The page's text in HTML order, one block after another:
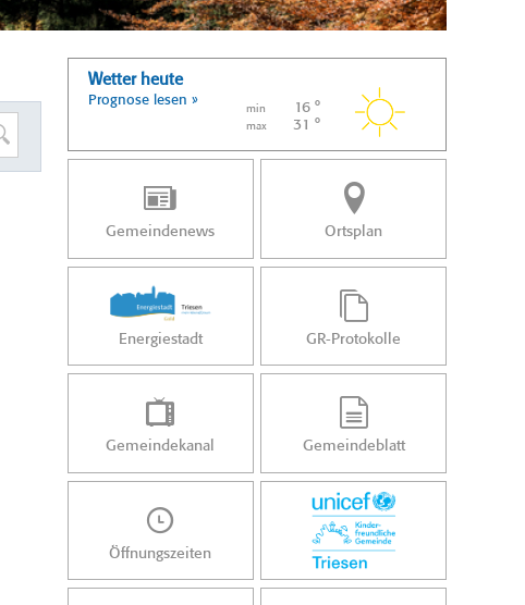
Wetter heute
Prognose lesen »
min 16 °
max 31 °
Gemeindenews Ortsplan
Energiestadt GR-Protokolle
Gemeindekanal Gemeindeblatt
Öffnungszeiten